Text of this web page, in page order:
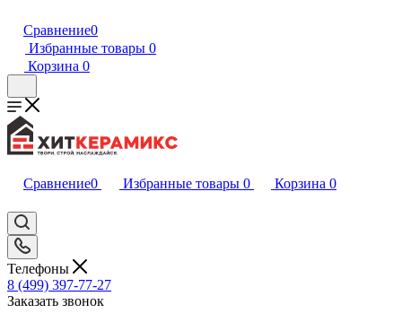
Сравнение0
Избранные товары 0
Корзина 0
Сравнение0 Избранные товары 0 Корзина 0
Телефоны
8 (499) 397-77-27
Заказать звонок